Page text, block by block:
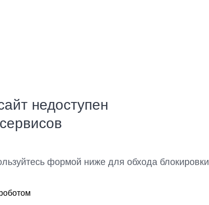
недоступен
формой ниже для обхода блокировки